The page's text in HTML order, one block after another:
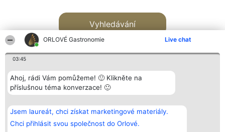
ORLOVÉ Gastronomie Live chat
03:45
Ahoj, rádi Vám pomůžeme! 🙂 Klikněte na
příslušnou téma konverzace! 🙂
Jsem laureát, chci získat marketingové materiály.
Chci přihlásit svou společnost do Orlové.
Vyhledávání
Bright Side Solutions sp. z o.
o. sp. k.
ul. Ruska 22
Wrocław 50-079
Vítězové
Seznam všech
laureátů
Zásady
Kontakt